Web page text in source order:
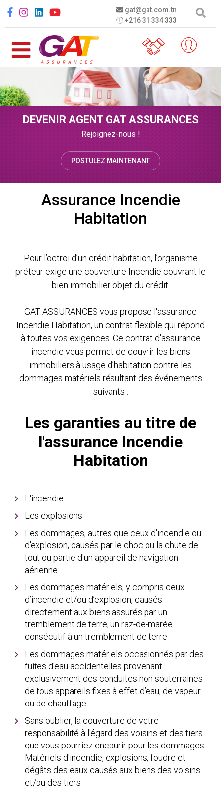
gat@gat.com.tn
+216 31 334 333
Social menu
DEVENIR AGENT GAT ASSURANCES
Rejoignez-nous !
POSTULEZ MAINTENANT
Assurance Incendie
Habitation
Pour l’octroi d’un crédit habitation, l’organisme
préteur exige une couverture Incendie couvrant le
bien immobilier objet du crédit.
GAT ASSURANCES vous propose l'assurance
Incendie Habitation, un contrat flexible qui répond
à toutes vos exigences. Ce contrat d'assurance
incendie vous permet de couvrir les biens
immobiliers à usage d’habitation contre les
dommages matériels résultant des événements
suivants :
Les garanties au titre de
l'assurance Incendie
Habitation
L'incendie
Les explosions
Les dommages, autres que ceux d'incendie ou
d'explosion, causés par le choc ou la chute de
tout ou partie d'un appareil de navigation
aérienne
Les dommages matériels, y compris ceux
d’incendie et/ou d’explosion, causés
directement aux biens assurés par un
tremblement de terre, un raz-de-marée
consécutif à un tremblement de terre
Les dommages matériels occasionnés par des
fuites d’eau accidentelles provenant
exclusivement des conduites non souterraines
de tous appareils fixes à effet d’eau, de vapeur
ou de chauffage...
Sans oublier, la couverture de votre
responsabilité à l'égard des voisins et des tiers
que vous pourriez encourir pour les dommages
Matériels d'incendie, explosions, foudre et
dégâts des eaux causés aux biens des voisins
et/ou des tiers